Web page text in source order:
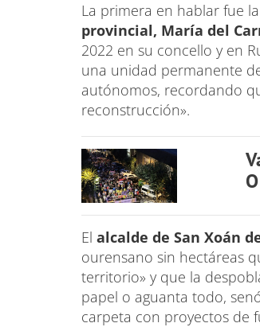
La primera en hablar fue la
provincial, María del
2022 en su concello y en
una unidad permanente
autónomos, recordando
reconstrucción».
El alcalde de San Xoán
ourensano sin hectáreas
territorio» y que la
papel o aguanta todo,
carpeta con proyectos de